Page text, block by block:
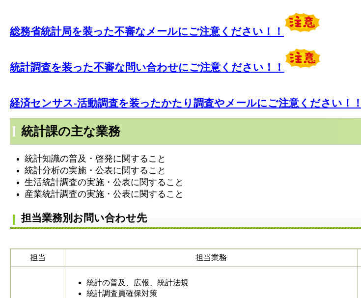
総務省統計局を装った不審なメールにご注意ください！！
統計調査を装った不審な問い合わせにご注意ください！！
経済センサス-活動調査を装ったかたり調査やメールにご注意ください！！
統計課の主な業務
統計知識の普及・啓発に関すること
統計分析の実施・公表に関すること
生活統計調査の実施・公表に関すること
産業統計調査の実施・公表に関すること
担当業務別お問い合わせ先
担当 担当業務
統計の普及、広報、統計法規
統計調査員確保対策